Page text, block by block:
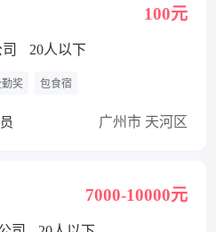
100元
20人以下
奖 包食宿
广州市 天河区
7000-10000元